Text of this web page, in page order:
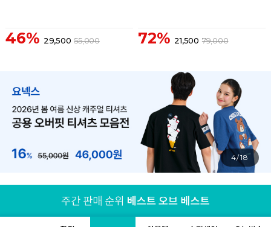
46% 29,500 55,000 72% 21,500 79,000
4/18